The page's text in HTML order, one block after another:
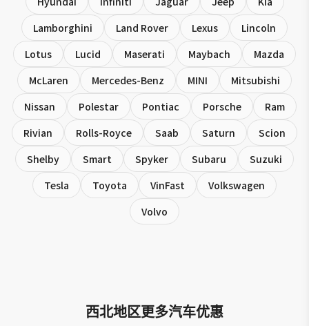
Lamborghini
Land Rover Lexus
Lincoln
Lotus
Lucid Maserati Maybach
Mazda
McLaren
Mercedes-Benz MINI
Mitsubishi
Nissan
Polestar Pontiac Porsche
Ram
Rivian
Rolls-Royce Saab Saturn
Scion
Shelby
Smart Spyker Subaru
Suzuki
Tesla
Toyota VinFast
Volkswagen
Volvo
西北地区更多汽车优惠